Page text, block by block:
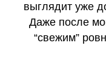
выглядит уже
Даже после
“свежим”